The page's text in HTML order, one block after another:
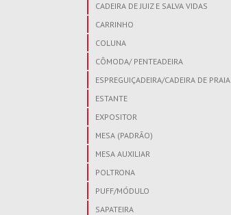
CADEIRA DE JUIZ E SALVA VIDAS
CARRINHO
COLUNA
CÔMODA/ PENTEADEIRA
ESPREGUIÇADEIRA/CADEIRA DE PRAIA
ESTANTE
EXPOSITOR
MESA (PADRÃO)
MESA AUXILIAR
POLTRONA
PUFF/MÓDULO
SAPATEIRA